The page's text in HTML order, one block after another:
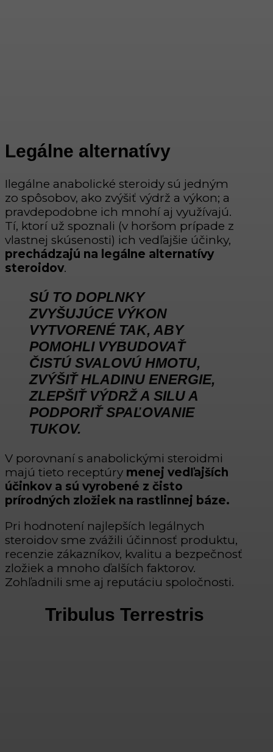
Legálne alternatívy
Ilegálne anabolické steroidy sú jedným
zo spôsobov, ako zvýšiť výdrž a výkon; a
pravdepodobne ich mnohí aj využívajú.
Tí, ktorí už spoznali (v horšom prípade z
vlastnej skúsenosti) ich vedľajšie účinky,
prechádzajú na legálne alternatívy
steroidov.
SÚ TO DOPLNKY
ZVYŠUJÚCE VÝKON
VYTVORENÉ TAK, ABY
POMOHLI VYBUDOVAŤ
ČISTÚ SVALOVÚ HMOTU,
ZVÝŠIŤ HLADINU ENERGIE,
ZLEPŠIŤ VÝDRŽ A SILU A
PODPORIŤ SPAĽOVANIE
TUKOV.
V porovnaní s anabolickými steroidmi
majú tieto receptúry menej vedľajších
účinkov a sú vyrobené z čisto
prírodných zložiek na rastlinnej báze.
Pri hodnotení najlepších legálnych
steroidov sme zvážili účinnosť produktu,
recenzie zákazníkov, kvalitu a bezpečnosť
zložiek a mnoho ďalších faktorov.
Zohľadnili sme aj reputáciu spoločnosti.
Tribulus Terrestris